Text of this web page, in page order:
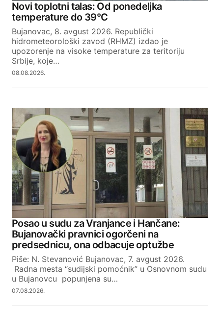
Novi toplotni talas: Od ponedeljka
temperature do 39°C
Bujanovac, 8. avgust 2026. Republički
hidrometeorološki zavod (RHMZ) izdao je
upozorenje na visoke temperature za teritoriju
Srbije, koje…
08.08.2026.
Posao u sudu za Vranjance i Hančane:
Bujanovački pravnici ogorčeni na
predsednicu, ona odbacuje optužbe
Piše: N. Stevanović Bujanovac, 7. avgust 2026.
Radna mesta “sudijski pomoćnik” u Osnovnom sudu
u Bujanovcu popunjena su…
07.08.2026.